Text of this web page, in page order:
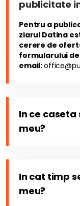
publicitate
Pentru a
ziarul Datina
cerere de
formularului
email:
In ce
meu?
In cat timp
meu?